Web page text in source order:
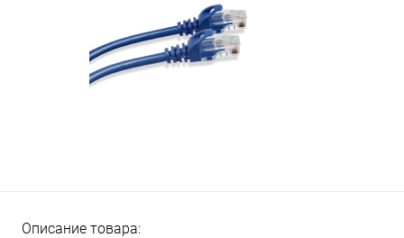
Описание товара: